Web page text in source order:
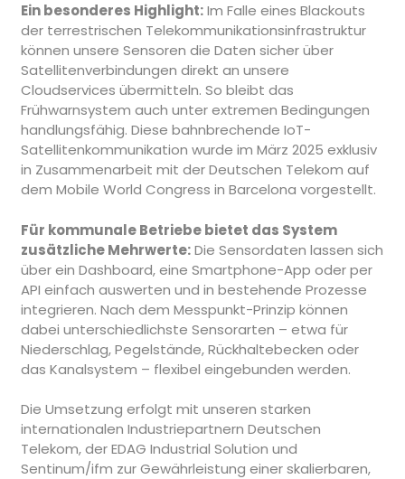
Ein besonderes Highlight:Im Falle eines Blackouts
der terrestrischen Telekommunikationsinfrastruktur
können unsere Sensoren die Daten sicher über
Satellitenverbindungen direkt an unsere
Cloudservices übermitteln. So bleibt das
Frühwarnsystem auch unter extremen Bedingungen
handlungsfähig. Diese bahnbrechende IoT-
Satellitenkommunikation wurde im März 2025 exklusiv
in Zusammenarbeit mit der Deutschen Telekom auf
dem Mobile World Congress in Barcelona vorgestellt.
Für kommunale Betriebe bietet das System
zusätzliche Mehrwerte:Die Sensordaten lassen sich
über ein Dashboard, eine Smartphone-App oder per
API einfach auswerten und in bestehende Prozesse
integrieren. Nach dem Messpunkt-Prinzip können
dabei unterschiedlichste Sensorarten – etwa für
Niederschlag, Pegelstände, Rückhaltebecken oder
das Kanalsystem – flexibel eingebunden werden.
Die Umsetzung erfolgt mit unseren starken
internationalen Industriepartnern Deutschen
Telekom, der EDAG Industrial Solution und
Sentinum/ifm zur Gewährleistung einer skalierbaren,